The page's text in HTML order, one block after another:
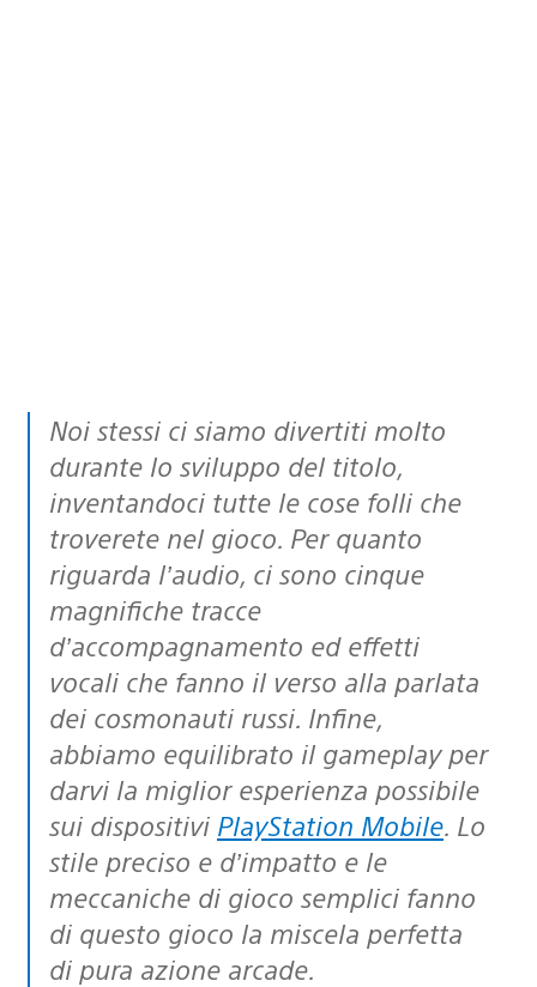
Noi stessi ci siamo divertiti molto
durante lo sviluppo del titolo,
inventandoci tutte le cose folli che
troverete nel gioco. Per quanto
riguarda l’audio, ci sono cinque
magnifiche tracce
d’accompagnamento ed effetti
vocali che fanno il verso alla parlata
dei cosmonauti russi. Infine,
abbiamo equilibrato il gameplay per
darvi la miglior esperienza possibile
sui dispositivi PlayStation Mobile. Lo
stile preciso e d’impatto e le
meccaniche di gioco semplici fanno
di questo gioco la miscela perfetta
di pura azione arcade.